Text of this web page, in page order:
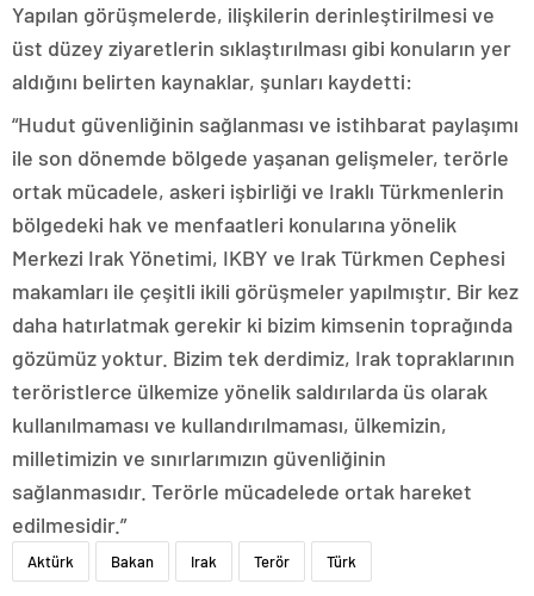
Yapılan görüşmelerde, ilişkilerin derinleştirilmesi ve
üst düzey ziyaretlerin sıklaştırılması gibi konuların yer
aldığını belirten kaynaklar, şunları kaydetti:
“Hudut güvenliğinin sağlanması ve istihbarat paylaşımı
ile son dönemde bölgede yaşanan gelişmeler, terörle
ortak mücadele, askeri işbirliği ve Iraklı Türkmenlerin
bölgedeki hak ve menfaatleri konularına yönelik
Merkezi Irak Yönetimi, IKBY ve Irak Türkmen Cephesi
makamları ile çeşitli ikili görüşmeler yapılmıştır. Bir kez
daha hatırlatmak gerekir ki bizim kimsenin toprağında
gözümüz yoktur. Bizim tek derdimiz, Irak topraklarının
teröristlerce ülkemize yönelik saldırılarda üs olarak
kullanılmaması ve kullandırılmaması, ülkemizin,
milletimizin ve sınırlarımızın güvenliğinin
sağlanmasıdır. Terörle mücadelede ortak hareket
edilmesidir.”
Aktürk Bakan Irak Terör Türk